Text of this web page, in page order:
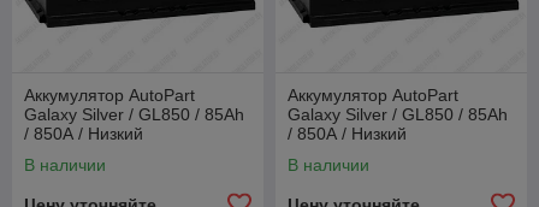
Аккумулятор AutoPart
Galaxy Silver / GL850 / 85Ah
/ 850А / Низкий
В наличии
Аккумулятор AutoPart
Galaxy Silver / GL850 / 85Ah
/ 850А / Низкий
В наличии